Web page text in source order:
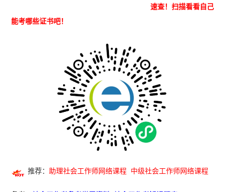
速查！扫描看看自己
能考哪些证书吧！
推荐： 助理社会工作师网络课程 中级社会工作师网络课程